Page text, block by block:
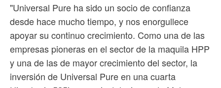
"Universal Pure ha sido un socio de confianza
desde hace mucho tiempo, y nos enorgullece
apoyar su continuo crecimiento. Como una de las
empresas pioneras en el sector de la maquila HPP
y una de las de mayor crecimiento del sector, la
inversión de Universal Pure en una cuarta